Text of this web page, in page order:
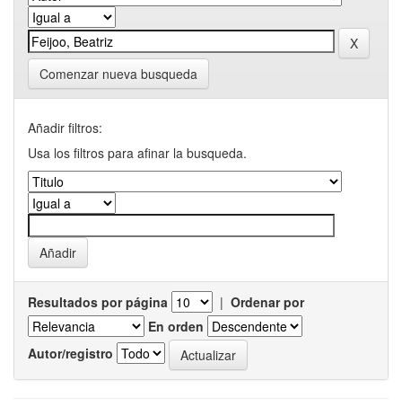
Comenzar nueva busqueda
Añadir filtros:
Usa los filtros para afinar la busqueda.
Resultados por página | Ordenar por
En orden
Autor/registro